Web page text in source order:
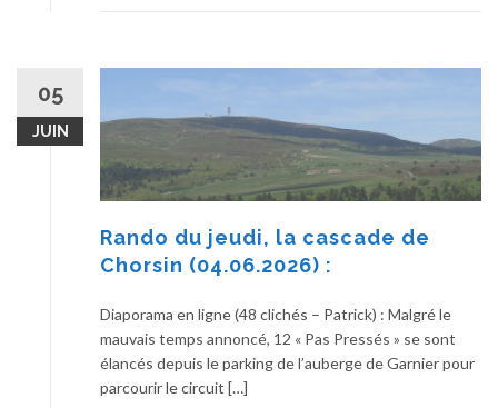
05
JUIN
Rando du jeudi, la cascade de
Chorsin (04.06.2026) :
Diaporama en ligne (48 clichés – Patrick) : Malgré le
mauvais temps annoncé, 12 « Pas Pressés » se sont
élancés depuis le parking de l’auberge de Garnier pour
parcourir le circuit […]